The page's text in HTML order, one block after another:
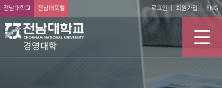
전남대학교 전남대포털 로그인 회원가입 ENG
경영대학